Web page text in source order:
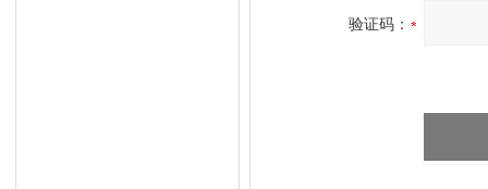
验证码：